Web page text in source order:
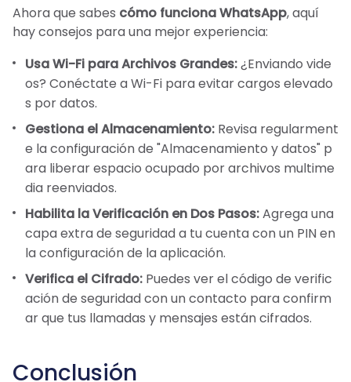
Ahora que sabes cómo funciona WhatsApp, aquí
hay consejos para una mejor experiencia:
Usa Wi-Fi para Archivos Grandes:¿Enviando vide
os? Conéctate a Wi-Fi para evitar cargos elevado
s por datos.
Gestiona el Almacenamiento: Revisa regularment
e la configuración de "Almacenamiento y datos" p
ara liberar espacio ocupado por archivos multime
dia reenviados.
Habilita la Verificación en Dos Pasos:Agrega una
capa extra de seguridad a tu cuenta con un PIN en
la configuración de la aplicación.
Verifica el Cifrado: Puedes ver el código de verific
ación de seguridad con un contacto para confirm
ar que tus llamadas y mensajes están cifrados.
Conclusión